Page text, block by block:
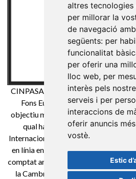
altres tecnologies
per millorar la
de navegació
següents: per
funcionalitat
per oferir una
lloc web, per
interès pels
serveis i per
interaccions de
oferir anuncis
vostè.
Estic
CINPASA Cintes i Passamaneria SA
Fons Europeu de
objectiu millorar la competitivitat de
qual ha posat en marxa un Pla
Internacional amb l'objectiu de
en línia en mercats exteriors durant el
comptat amb el suport de el
la Cambra de Comerç de Reus. Una